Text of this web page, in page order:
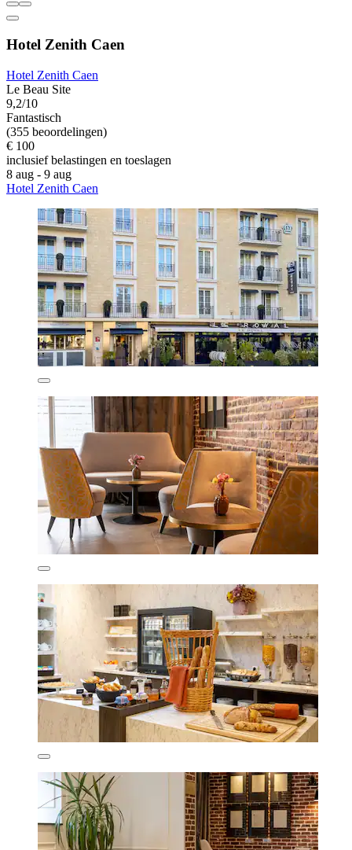
Hotel Zenith Caen
Hotel Zenith Caen
Le Beau Site
9,2/10
Fantastisch
(355 beoordelingen)
€ 100
inclusief belastingen en toeslagen
8 aug - 9 aug
Hotel Zenith Caen